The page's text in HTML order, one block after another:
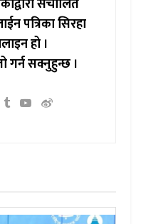
पत्रिका सिरहा
हो ।
सक्नुहुन्छ ।